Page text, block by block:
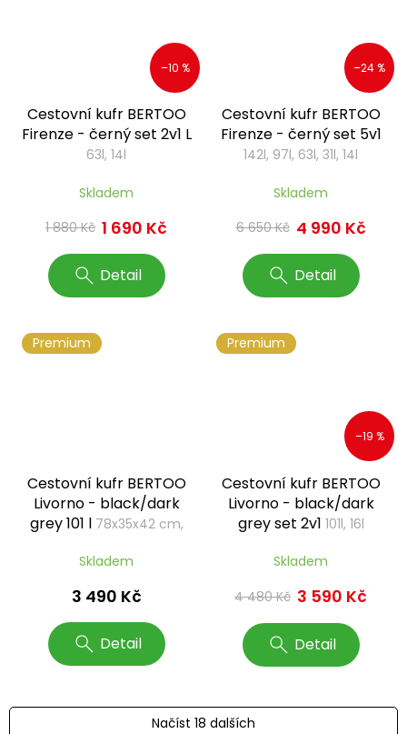
–10 %
Cestovní kufr BERTOO
Firenze - černý set 2v1 L
63l, 14l
Skladem
1 880 Kč 1 690 Kč
Detail
–24 %
Cestovní kufr BERTOO
Firenze - černý set 5v1
142l, 97l, 63l, 31l, 14l
Skladem
6 650 Kč 4 990 Kč
Detail
Premium
Cestovní kufr BERTOO
Livorno - black/dark
grey 101 l 78x35x42 cm,
Skladem
3 490 Kč
Detail
Premium
–19 %
Cestovní kufr BERTOO
Livorno - black/dark
grey set 2v1 101l, 16l
Skladem
4 480 Kč 3 590 Kč
Detail
Načíst 18 dalších